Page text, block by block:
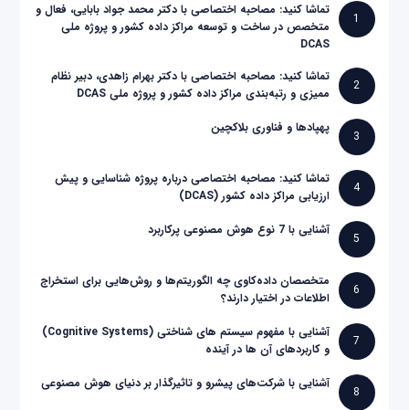
1
تماشا کنید: مصاحبه اختصاصی با دکتر محمد جواد بابایی، فعال و
متخصص در ساخت و توسعه مراکز داده کشور و پروژه ملی
DCAS
2
تماشا کنید: مصاحبه اختصاصی با دکتر بهرام زاهدی، دبیر نظام
ممیزی و رتبه‌بندی مراکز داده کشور و پروژه ملی DCAS
3
پهپادها و فناوری بلاکچین
4
تماشا کنید: مصاحبه اختصاصی درباره پروژه شناسایی و پیش
ارزیابی مراکز داده کشور (DCAS)
5
آشنایی با 7 نوع هوش مصنوعی پرکاربرد
6
متخصصان داده‌کاوی چه الگوریتم‌ها و روش‌هایی برای استخراج
اطلاعات در اختیار دارند؟
7
آشنایی با مفهوم سیستم های شناختی (Cognitive Systems)
و کاربردهای آن ها در آینده
8
آشنایی با شرکت‌های پیشرو و تاثیرگذار بر دنیای هوش مصنوعی